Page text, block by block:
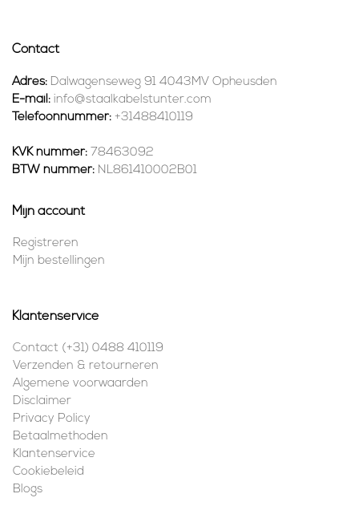
Contact
Adres: Dalwagenseweg 91 4043MV Opheusden
E-mail: info@staalkabelstunter.com
Telefoonnummer: +31488410119
KVK nummer: 78463092
BTW nummer: NL861410002B01
Mijn account
Registreren
Mijn bestellingen
Klantenservice
Contact (+31) 0488 410119
Verzenden & retourneren
Algemene voorwaarden
Disclaimer
Privacy Policy
Betaalmethoden
Klantenservice
Cookiebeleid
Blogs